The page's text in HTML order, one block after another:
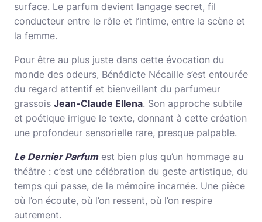
surface. Le parfum devient langage secret, fil
conducteur entre le rôle et l’intime, entre la scène et
la femme.
Pour être au plus juste dans cette évocation du
monde des odeurs, Bénédicte Nécaille s’est entourée
du regard attentif et bienveillant du parfumeur
grassois Jean-Claude Ellena. Son approche subtile
et poétique irrigue le texte, donnant à cette création
une profondeur sensorielle rare, presque palpable.
Le Dernier Parfumest bien plus qu’un hommage au
théâtre : c’est une célébration du geste artistique, du
temps qui passe, de la mémoire incarnée. Une pièce
où l’on écoute, où l’on ressent, où l’on respire
autrement.